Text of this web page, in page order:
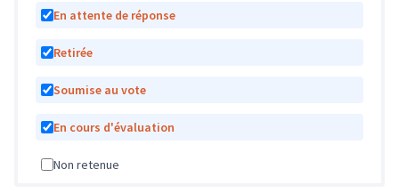
En attente de réponse
Retirée
Soumise au vote
En cours d'évaluation
Non retenue